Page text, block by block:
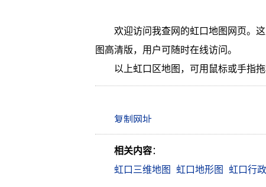
欢迎访问我查网的虹口地图网页。
图高清版，用户可随时在线访问。
以上虹口区地图，可用鼠标或手指
相关内容：
虹口三维地图
虹口地形图 虹口行